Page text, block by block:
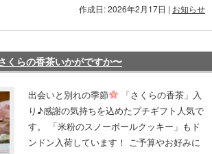
作成日: 2026年2月17日 | お知らせ
くらの香茶いかがですか〜
出会いと別れの季節
「さくらの香茶」入
り♪感謝の気持ちを込めたプチギフト人気で
す。 「米粉のスノーボールクッキー」もド
ンドン入荷しています！ ご予算やお好みに